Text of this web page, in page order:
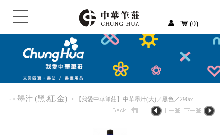
(0)
‧ > 墨汁 (黑.紅.金) > 【我愛中華筆莊】中華墨汁(大)／黑色／290cc